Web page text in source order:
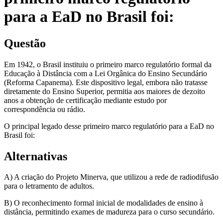
para a EaD no Brasil foi:
Questão
Em 1942, o Brasil instituiu o primeiro marco regulatório formal da
Educação à Distância com a Lei Orgânica do Ensino Secundário
(Reforma Capanema). Este dispositivo legal, embora não tratasse
diretamente do Ensino Superior, permitia aos maiores de dezoito
anos a obtenção de certificação mediante estudo por
correspondência ou rádio.
O principal legado desse primeiro marco regulatório para a EaD no
Brasil foi:
Alternativas
A) A criação do Projeto Minerva, que utilizou a rede de radiodifusão
para o letramento de adultos.
B) O reconhecimento formal inicial de modalidades de ensino à
distância, permitindo exames de madureza para o curso secundário.